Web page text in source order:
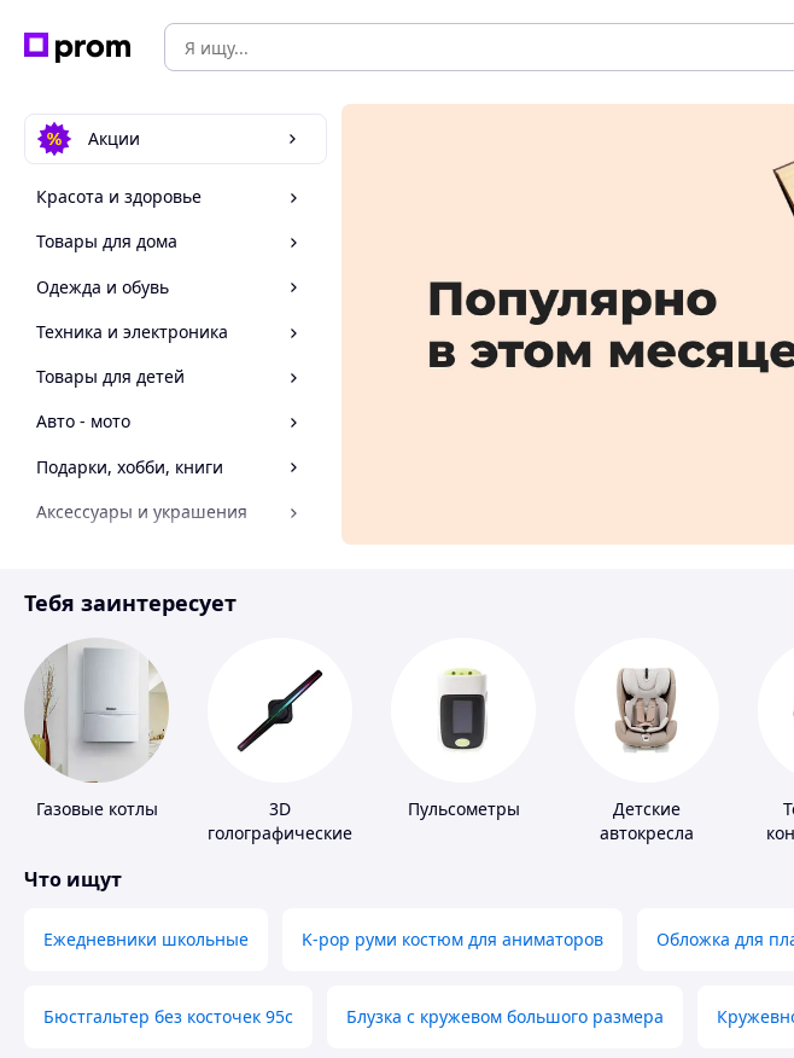
Акции
Красота и здоровье
Товары для дома
Одежда и обувь
Техника и электроника
Товары для детей
Авто - мото
Подарки, хобби, книги
Аксессуары и украшения
Спорт и отдых
Тебя заинтересует
Газовые котлы
3D
голографические
Пульсометры
Детские
автокресла
Что ищут
Ежедневники школьные K-pop руми костюм для аниматоров Обложка для
Бюстгальтер без косточек 95с Блузка с кружевом большого размера